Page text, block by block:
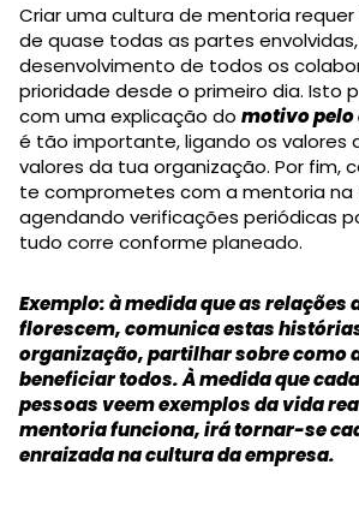
Criar uma cultura de mentoria
de quase todas as partes
desenvolvimento de todos os
prioridade desde o primeiro dia. Isto
com uma explicação do motivo pelo
é tão importante, ligando os valores
valores da tua organização. Por fim,
te comprometes com a mentoria na
agendando verificações periódicas
tudo corre conforme planeado.
Exemplo: à medida que as relações
florescem, comunica estas
organização, partilhar sobre como
beneficiar todos. À medida que
pessoas veem exemplos da vida
mentoria funciona, irá tornar-se
enraizada na cultura da empresa.